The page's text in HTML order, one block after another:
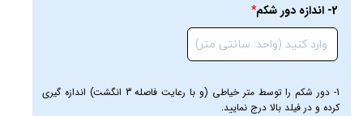
1- دور شکم را توسط متر خیاطی (و با رعایت فاصله 3 انگشت) اندازه گیری
کرده و در فیلد بالا درج نمایید.
2- اندازه دور شکم